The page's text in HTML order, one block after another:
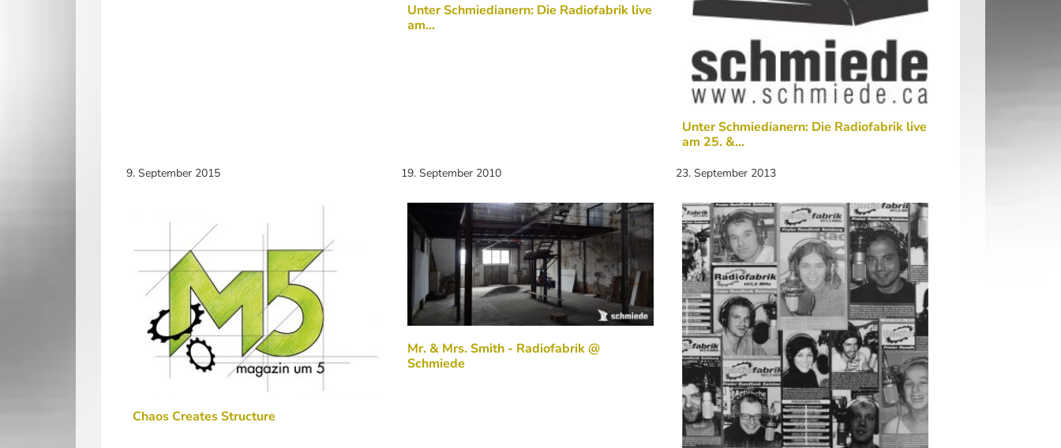
9. September 2015
Unter Schmiedianern: Die Radiofabrik live
am…
19. September 2010
Unter Schmiedianern: Die Radiofabrik live
am 25. &…
23. September 2013
Chaos Creates Structure
Mr. & Mrs. Smith - Radiofabrik @
Schmiede